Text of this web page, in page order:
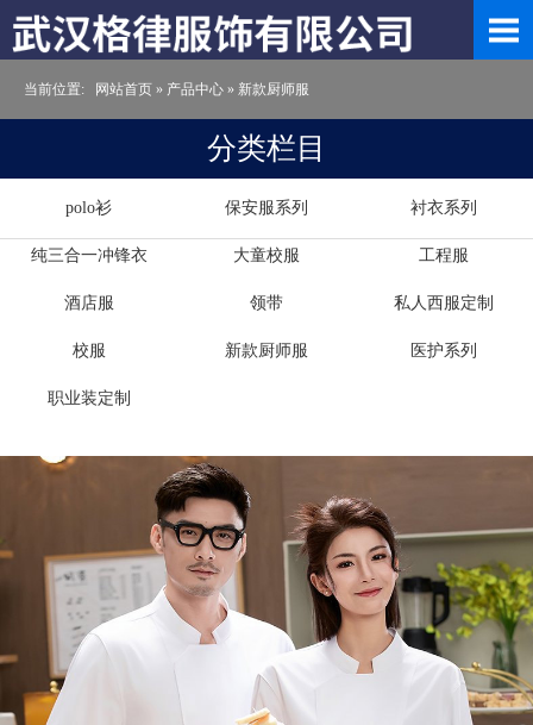
当前位置: 网站首页 » 产品中心 » 新款厨师服
分类栏目
polo衫 保安服系列 衬衣系列
纯三合一冲锋衣 大童校服 工程服
酒店服 领带 私人西服定制
校服 新款厨师服 医护系列
职业装定制